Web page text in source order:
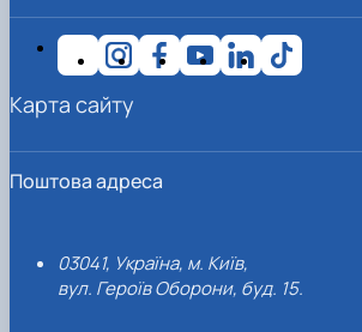
Поштова адреса
03041, Україна, м. Київ,
вул. Героїв Оборони, буд. 15.
Карта сайту